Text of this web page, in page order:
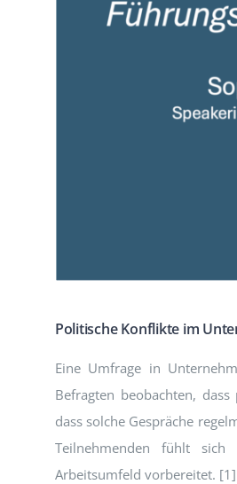
Politische Konflikte im
Eine Umfrage in
Befragten beobachten,
dass solche Gespräche
Teilnehmenden fühlt
Arbeitsumfeld vorbereitet. [1]